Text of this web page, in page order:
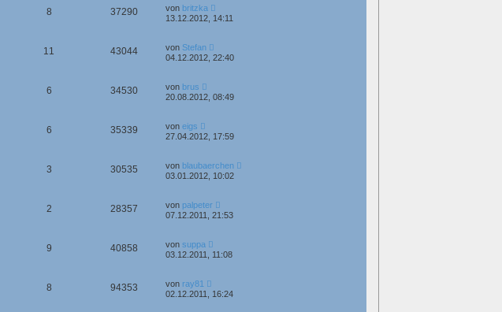
8 37290 von britzka
13.12.2012, 14:11
11 43044 von Stefan
04.12.2012, 22:40
6 34530 von brus
20.08.2012, 08:49
6 35339 von eigs
27.04.2012, 17:59
3 30535 von blaubaerchen
03.01.2012, 10:02
2 28357 von palpeter
07.12.2011, 21:53
9 40858 von suppa
03.12.2011, 11:08
8 94353 von ray81
02.12.2011, 16:24